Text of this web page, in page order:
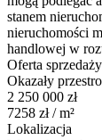
stanem
nieruchomości
handlowej w
Oferta sprzedaży
Okazały
2 250 000 zł
7258 zł/ m²
Lokalizacja